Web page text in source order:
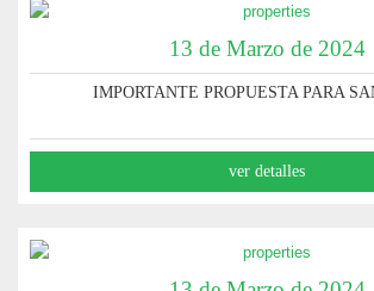
13 de Marzo de 2024
IMPORTANTE PROPUESTA PARA
ver detalles